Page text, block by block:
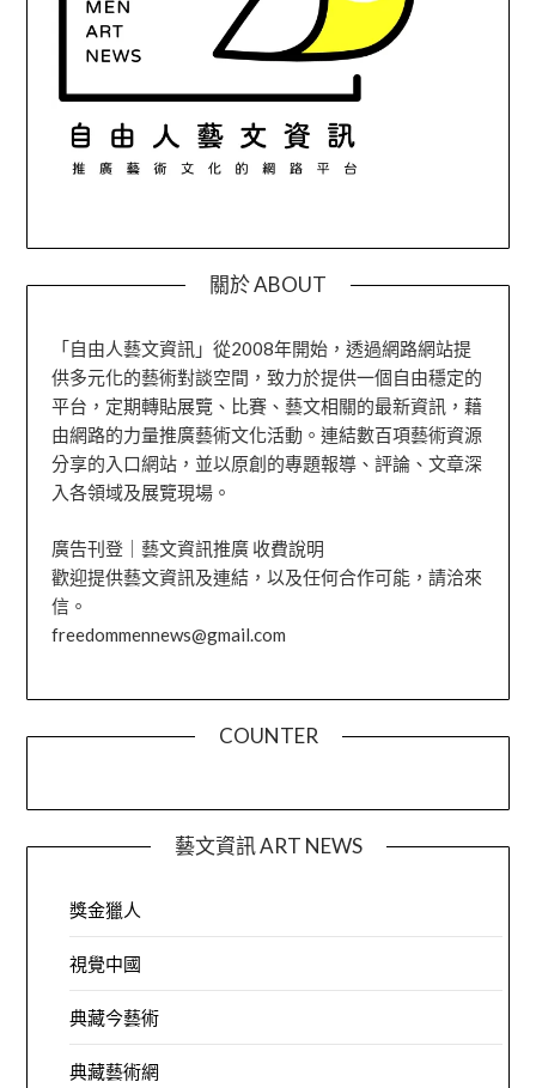
關於 ABOUT
「自由人藝文資訊」從2008年開始，透過網路網站提
供多元化的藝術對談空間，致力於提供一個自由穩定的
平台，定期轉貼展覽、比賽、藝文相關的最新資訊，藉
由網路的力量推廣藝術文化活動。連結數百項藝術資源
分享的入口網站，並以原創的專題報導、評論、文章深
入各領域及展覽現場。
廣告刊登｜藝文資訊推廣 收費說明
歡迎提供藝文資訊及連結，以及任何合作可能，請洽來
信。
freedommennews@gmail.com
COUNTER
藝文資訊 ART NEWS
獎金獵人
視覺中國
典藏今藝術
典藏藝術網